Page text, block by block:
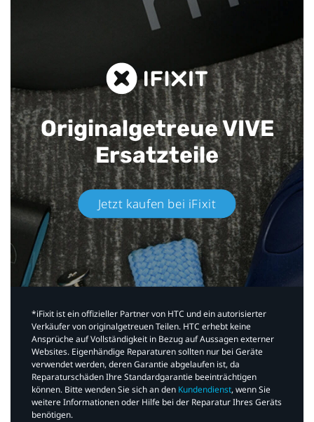
Originalgetreue VIVE
Ersatzteile
Jetzt kaufen bei iFixit​
*iFixit ist ein offizieller Partner von HTC und ein autorisierter
Verkäufer von originalgetreuen Teilen. HTC erhebt keine
Ansprüche auf Vollständigkeit in Bezug auf Aussagen externer
Websites. Eigenhändige Reparaturen sollten nur bei Geräte
verwendet werden, deren Garantie abgelaufen ist, da
Reparaturschäden Ihre Standardgarantie beeinträchtigen
können. Bitte wenden Sie sich an den Kundendienst, wenn Sie
weitere Informationen oder Hilfe bei der Reparatur Ihres Geräts
benötigen.​